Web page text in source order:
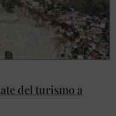
del turismo a